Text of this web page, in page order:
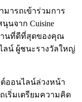
ารถเข้าร่วมการ
นจาก Cuisine
านที่ดีที่สุดของคุณ
ลน์ ผู้ชนะรางวัลใหญ่
ต์ออนไลน์ล่วงหน้า
ริ่มเตรียมความคิด